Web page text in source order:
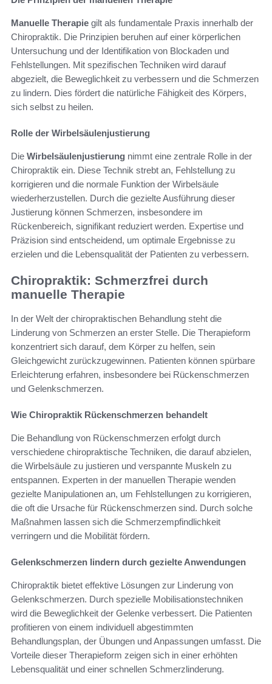
Manuelle Therapie gilt als fundamentale Praxis innerhalb der
Chiropraktik. Die Prinzipien beruhen auf einer körperlichen
Untersuchung und der Identifikation von Blockaden und
Fehlstellungen. Mit spezifischen Techniken wird darauf
abgezielt, die Beweglichkeit zu verbessern und die Schmerzen
zu lindern. Dies fördert die natürliche Fähigkeit des Körpers,
sich selbst zu heilen.
Rolle der Wirbelsäulenjustierung
Die Wirbelsäulenjustierung nimmt eine zentrale Rolle in der
Chiropraktik ein. Diese Technik strebt an, Fehlstellung zu
korrigieren und die normale Funktion der Wirbelsäule
wiederherzustellen. Durch die gezielte Ausführung dieser
Justierung können Schmerzen, insbesondere im
Rückenbereich, signifikant reduziert werden. Expertise und
Präzision sind entscheidend, um optimale Ergebnisse zu
erzielen und die Lebensqualität der Patienten zu verbessern.
Chiropraktik: Schmerzfrei durch
manuelle Therapie
In der Welt der chiropraktischen Behandlung steht die
Linderung von Schmerzen an erster Stelle. Die Therapieform
konzentriert sich darauf, dem Körper zu helfen, sein
Gleichgewicht zurückzugewinnen. Patienten können spürbare
Erleichterung erfahren, insbesondere bei Rückenschmerzen
und Gelenkschmerzen.
Wie Chiropraktik Rückenschmerzen behandelt
Die Behandlung von Rückenschmerzen erfolgt durch
verschiedene chiropraktische Techniken, die darauf abzielen,
die Wirbelsäule zu justieren und verspannte Muskeln zu
entspannen. Experten in der manuellen Therapie wenden
gezielte Manipulationen an, um Fehlstellungen zu korrigieren,
die oft die Ursache für Rückenschmerzen sind. Durch solche
Maßnahmen lassen sich die Schmerzempfindlichkeit
verringern und die Mobilität fördern.
Gelenkschmerzen lindern durch gezielte Anwendungen
Chiropraktik bietet effektive Lösungen zur Linderung von
Gelenkschmerzen. Durch spezielle Mobilisationstechniken
wird die Beweglichkeit der Gelenke verbessert. Die Patienten
profitieren von einem individuell abgestimmten
Behandlungsplan, der Übungen und Anpassungen umfasst. Die
Vorteile dieser Therapieform zeigen sich in einer erhöhten
Lebensqualität und einer schnellen Schmerzlinderung.